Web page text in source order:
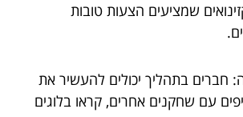
שמציעים הצעות טובות
חברים בתהליך יכולים להעשיר את
עם שחקנים אחרים, קראו בלוגים